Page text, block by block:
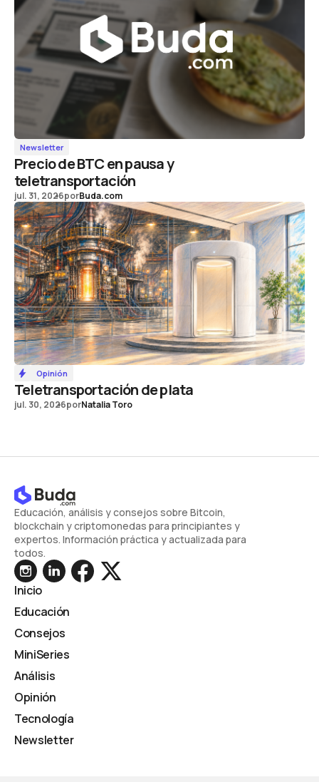
Newsletter
Precio de BTC en pausa y
teletransportación
jul. 31, 2026porBuda.com
Opinión
Teletransportación de plata
jul. 30, 2026porNatalia Toro
Educación, análisis y consejos sobre Bitcoin,
blockchain y criptomonedas para principiantes y
expertos. Información práctica y actualizada para
todos.
Inicio
Educación
Consejos
MiniSeries
Análisis
Opinión
Tecnología
Newsletter